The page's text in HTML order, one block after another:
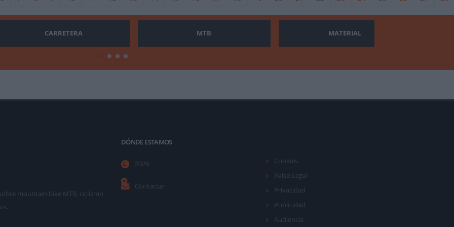
CARRETERA MTB MATERIAL
mountain bike MTB, ciclismo
DÓNDE ESTAMOS
2026
Contactar
Cookies
Aviso Legal
Privacidad
Publicidad
Audiencia